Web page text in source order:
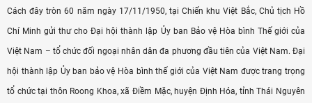
Cách đây tròn 60 năm ngày 17/11/1950, tại Chiến khu Việt Bắc, Chủ tịch Hồ
Chí Minh gửi thư cho Đại hội thành lập Ủy ban Bảo vệ Hòa bình Thế giới của
Việt Nam – tổ chức đối ngoại nhân dân đa phương đầu tiên của Việt Nam. Đại
hội thành lập Ủy ban bảo vệ Hòa bình thế giới của Việt Nam được trang trọng
tổ chức tại thôn Roong Khoa, xã Điềm Mặc, huyện Định Hóa, tỉnh Thái Nguyên